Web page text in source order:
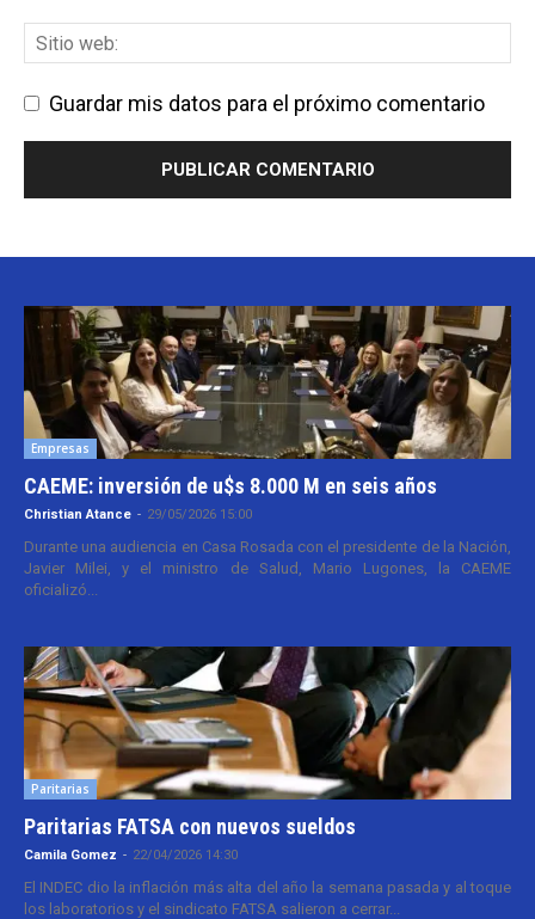
Guardar mis datos para el próximo comentario
Empresas
CAEME: inversión de u$s 8.000 M en seis años
Christian Atance - 29/05/2026 15:00
Durante una audiencia en Casa Rosada con el presidente de la Nación,
Javier Milei, y el ministro de Salud, Mario Lugones, la CAEME
oficializó...
Paritarias
Paritarias FATSA con nuevos sueldos
Camila Gomez - 22/04/2026 14:30
El INDEC dio la inflación más alta del año la semana pasada y al toque
los laboratorios y el sindicato FATSA salieron a cerrar...